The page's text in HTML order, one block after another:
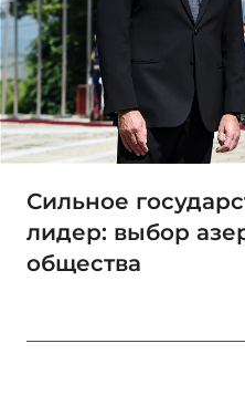
Сильное
лидер: выбор
общества